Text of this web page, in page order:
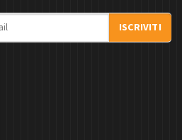
ISCRIVITI